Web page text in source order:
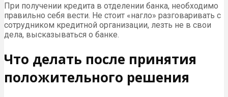
При получении кредита в отделении банка, необходимо
правильно себя вести. Не стоит «нагло» разговаривать с
сотрудником кредитной организации, лезть не в свои
дела, высказываться о банке.
Что делать после принятия
положительного решения